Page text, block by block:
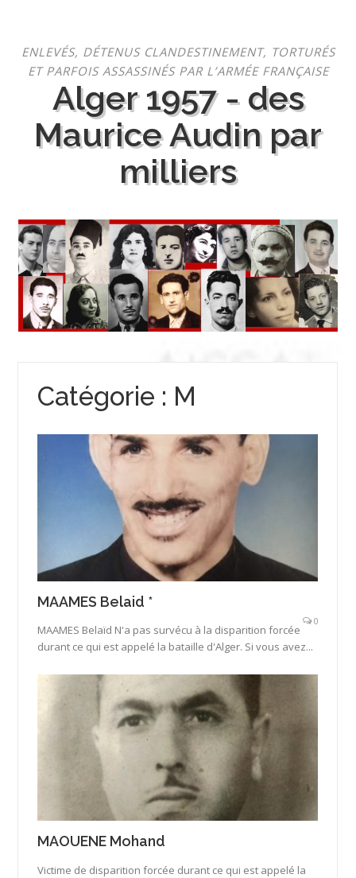
contenu
ENLEVÉS, DÉTENUS CLANDESTINEMENT, TORTURÉS
ET PARFOIS ASSASSINÉS PAR L’ARMÉE FRANÇAISE
Alger 1957 - des
Maurice Audin par
milliers
Catégorie : M
MAAMES Belaid *
0
MAAMES Belaïd N'a pas survécu à la disparition forcée
durant ce qui est appelé la bataille d'Alger. Si vous avez...
MAOUENE Mohand
Victime de disparition forcée durant ce qui est appelé la